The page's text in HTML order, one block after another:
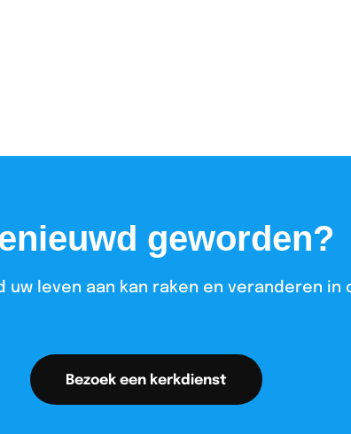
geworden?
uw leven aan kan raken en veranderen in
Bezoek een kerkdienst